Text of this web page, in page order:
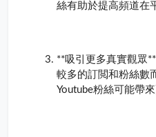
絲有助於提高頻道在
**吸引更多真實觀眾
較多的訂閲和粉絲數
Youtube粉絲可能帶